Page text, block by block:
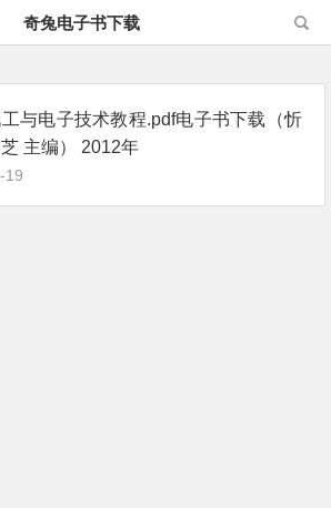
奇兔电子书下载
与电子技术教程.pdf电子书下载（忻
主编） 2012年
19